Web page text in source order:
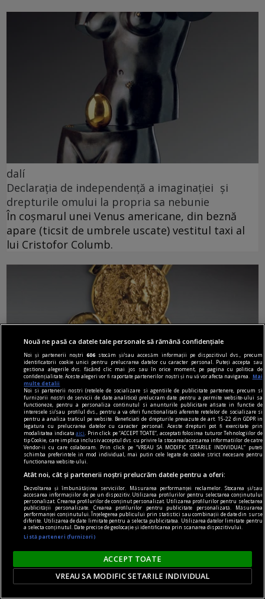
dalí
Declarația de independență a imaginației și
drepturile omului la propria sa nebunie
În coșmarul unei Venus americane, din beznă
apare (ticsit de umbrele uscate) vestitul taxi al
lui Cristofor Columb.
dalí
Gala
Numai Gala și Dalí sînt deghizați într‑o mitologie
Nouă ne pasă ca datele tale personale să rămână confidențiale
Noi și partenerii noștri606 stocăm și/sau accesăm informații pe dispozitivul dvs., precum
identificatorii cookie unici pentru prelucrarea datelor cu caracter personal. Puteți accepta sau
gestiona alegerile dvs. făcând clic mai jos sau în orice moment, pe pagina cu politica de
confidențialitate. Aceste alegeri vor fi raportate partenerilor noștri și nu vă vor afecta navigarea.
Mai
multe detalii
Noi si partenerii nostri (retelele de socializare si agentiile de publicitate partenere, precum si
furnizorii nostri de servicii de date analitice) prelucram date pentru a permite website-ului sa
functioneze, pentru a personaliza continutul si anunturile publicitare afisate in functie de
interesele si/sau profilul dvs., pentru a va oferi functionalitati aferente retelelor de socializare si
pentru a analiza traficul pe website. Beneficiati de drepturile prevazute de art. 15-22 din GDPR in
legatura cu prelucrarea datelor cu caracter personal. Aceste drepturi pot fi exercitate prin
modalitatea indicataaici
. Prin click pe “ACCEPT TOATE”, acceptati folosirea tuturor Tehnologiilor de
tip Cookie, care implica inclusiv acceptul dvs. cu privire la stocarea/accesarea informatiilor de catre
Vendor-ii cu care colaboram. Prin click pe “VREAU SA MODIFIC SETARILE INDIVIDUAL” puteti
schimba preferintele in mod individual, mai putin cele legate de cookie strict necesare pentru
functionarea website-ului.
Atât noi, cât și partenerii noștri prelucrăm datele pentru a oferi:
Dezvoltarea și îmbunătățirea serviciilor. Măsurarea performanței reclamelor. Stocarea și/sau
accesarea informațiilor de pe un dispozitiv. Utilizarea profilurilor pentru selectarea conținutului
personalizat. Crearea profilurilor de conținut personalizat. Utilizarea profilurilor pentru selectarea
publicității personalizate. Crearea profilurilor pentru publicitate personalizată. Măsurarea
performanței conținutului. Înțelegerea publicului prin statistici sau combinații de date din surse
diferite. Utilizarea de date limitate pentru a selecta publicitatea. Utilizarea datelor limitate pentru
a selecta conținutul. Date precise de geolocație și identificarea prin scanarea dispozitivului.
Listă parteneri (furnizori)
ACCEPT TOATE
VREAU SA MODIFIC SETARILE INDIVIDUAL